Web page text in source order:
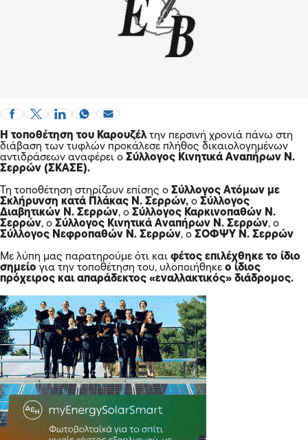
Η τοποθέτηση του Καρουζέλτην περσινή χρονιά πάνω στη
διάβαση των τυφλών προκάλεσε πλήθος δικαιολογημένων
αντιδράσεων αναφέρει ο Σύλλογος Κινητικά Αναπήρων Ν.
Σερρών (ΣΚΑΣΕ).
Τη τοποθέτηση στηρίζουν επίσης ο Σύλλογος Ατόμων με
Σκλήρυνση κατά Πλάκας Ν. Σερρών, ο Σύλλογος
Διαβητικών Ν. Σερρών, ο Σύλλογος Καρκινοπαθών Ν.
Σερρών, ο Σύλλογος Κινητικά Αναπήρων Ν. Σερρών, ο
Σύλλογος Νεφροπαθών Ν. Σερρών, ο ΣΟΦΨΥ Ν. Σερρών
Με λύπη μας παρατηρούμε ότι και φέτος επιλέχθηκε το ίδιο
σημείο για την τοποθέτηση του, υλοποιήθηκε ο ίδιος
πρόχειρος και απαράδεκτος «εναλλακτικός» διάδρομος.